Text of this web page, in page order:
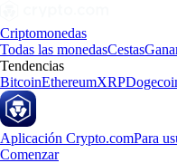
Criptomonedas
Todas las monedasCestas
Tendencias
BitcoinEthereumXRP
Aplicación Crypto.comPara
Comenzar